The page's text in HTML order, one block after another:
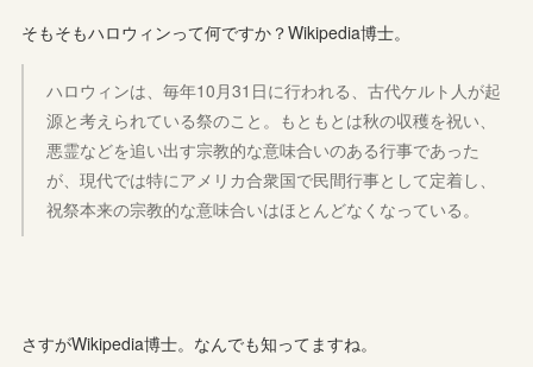
そもそもハロウィンって何ですか？Wikipedia博士。
ハロウィンは、毎年10月31日に行われる、古代ケルト人が起
源と考えられている祭のこと。もともとは秋の収穫を祝い、
悪霊などを追い出す宗教的な意味合いのある行事であった
が、現代では特にアメリカ合衆国で民間行事として定着し、
祝祭本来の宗教的な意味合いはほとんどなくなっている。
さすがWikipedia博士。なんでも知ってますね。